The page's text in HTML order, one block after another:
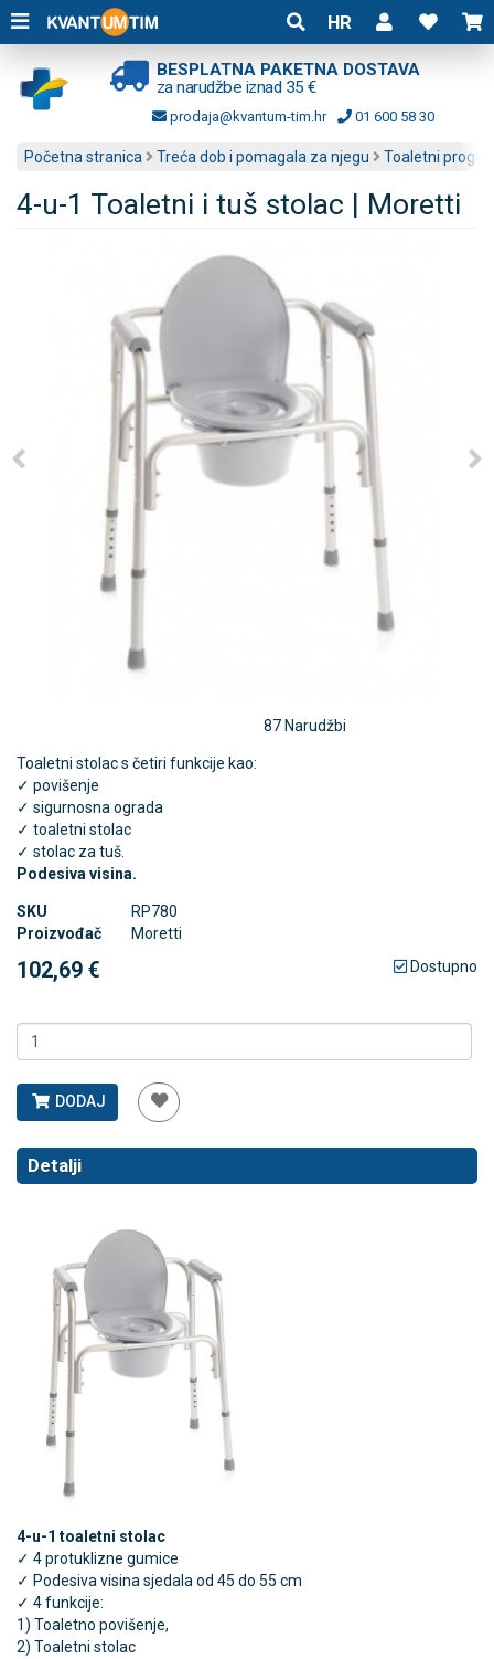
HR
BESPLATNA PAKETNA DOSTAVA
za narudžbe iznad 35 €
prodaja@kvantum-tim.hr 01 600 58 30
Početna stranica Treća dob i pomagala za njegu Toaletni
4-u-1 Toaletni i tuš stolac | Moretti
87 Narudžbi
Toaletni stolac s četiri funkcije kao:
✓ povišenje
✓ sigurnosna ograda
✓ toaletni stolac
✓ stolac za tuš.
Podesiva visina.
SKU
RP780
Proizvođač
Moretti
102,69 € Dostupno
DODAJ
Detalji
4-u-1 toaletni stolac
✓ 4 protuklizne gumice
✓ Podesiva visina sjedala od 45 do 55 cm
✓ 4 funkcije:
1) Toaletno povišenje,
2) Toaletni stolac